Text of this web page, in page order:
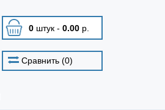
0штук - 0.00р.
Сравнить (0)